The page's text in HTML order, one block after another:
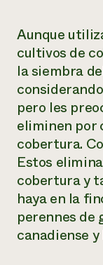
Aunque
cultivos de
la siembra
pero les
eliminen por
cobertura.
Estos
cobertura y
haya en la
perennes de
canadiense